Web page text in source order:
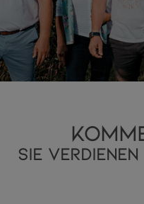
SIE